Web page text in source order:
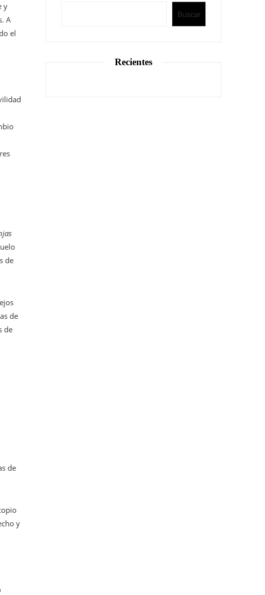
y
A
el
de
de
de
de
y
Buscar
Recientes